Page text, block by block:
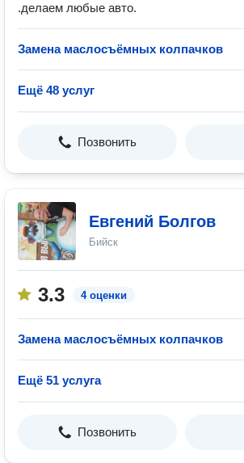
.делаем любые авто.
Замена маслосъёмных колпачков
Ещё 48 услуг
Позвонить
Евгений Болгов
Бийск
3.3 4 оценки
Замена маслосъёмных колпачков
Ещё 51 услуга
Позвонить